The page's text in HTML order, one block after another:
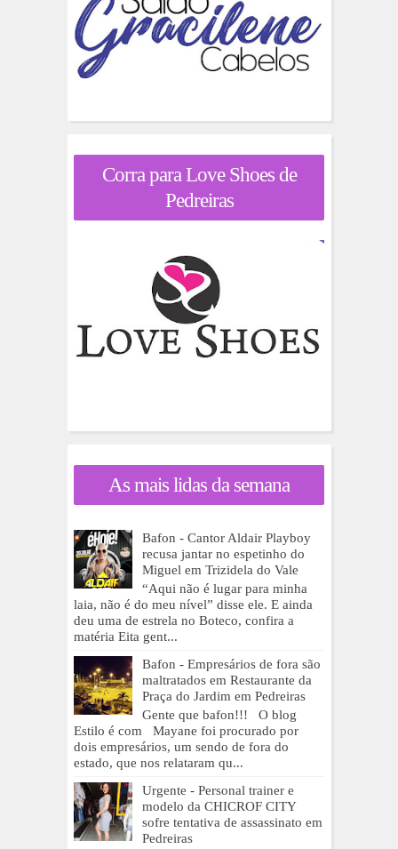
Corra para Love Shoes de
Pedreiras
As mais lidas da semana
Bafon - Cantor Aldair Playboy
recusa jantar no espetinho do
Miguel em Trizidela do Vale
“Aqui não é lugar para minha
laia, não é do meu nível” disse ele. E ainda
deu uma de estrela no Boteco, confira a
matéria Eita gent...
Bafon - Empresários de fora são
maltratados em Restaurante da
Praça do Jardim em Pedreiras
Gente que bafon!!! O blog
Estilo é com Mayane foi procurado por
dois empresários, um sendo de fora do
estado, que nos relataram qu...
Urgente - Personal trainer e
modelo da CHICROF CITY
sofre tentativa de assassinato em
Pedreiras